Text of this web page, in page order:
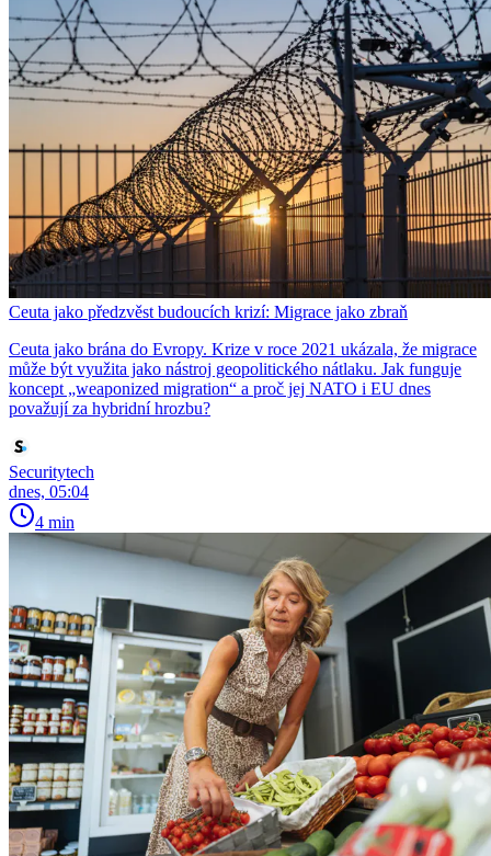
Ceuta jako předzvěst budoucích krizí: Migrace jako zbraň
Ceuta jako brána do Evropy. Krize v roce 2021 ukázala, že migrace
může být využita jako nástroj geopolitického nátlaku. Jak funguje
koncept „weaponized migration“ a proč jej NATO i EU dnes
považují za hybridní hrozbu?
Securitytech
dnes, 05:04
4 min